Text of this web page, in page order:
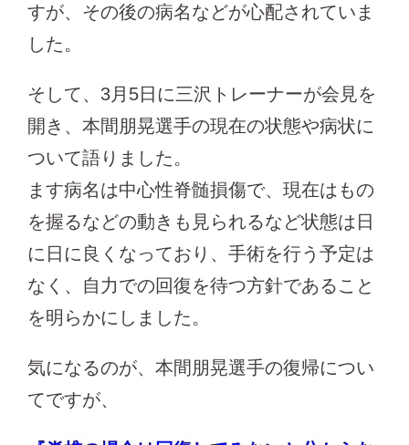
すが、その後の病名などが心配されていま
した。
そして、3月5日に三沢トレーナーが会見を
開き、本間朋晃選手の現在の状態や病状に
ついて語りました。
ます病名は中心性脊髄損傷で、現在はもの
を握るなどの動きも見られるなど状態は日
に日に良くなっており、手術を行う予定は
なく、自力での回復を待つ方針であること
を明らかにしました。
気になるのが、本間朋晃選手の復帰につい
てですが、